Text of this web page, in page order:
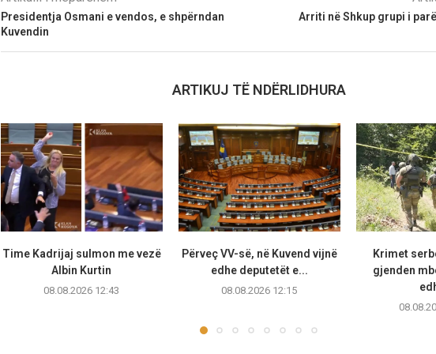
Presidentja Osmani e vendos, e shpërndan
Kuvendin
Arriti në Shkup grupi i
ARTIKUJ TË NDËRLIDHURA
Time Kadrijaj sulmon me vezë
Albin Kurtin
08.08.2026 12:43
Përveç VV-së, në Kuvend vijnë
edhe deputetët e...
08.08.2026 12:15
Krimet
gjenden